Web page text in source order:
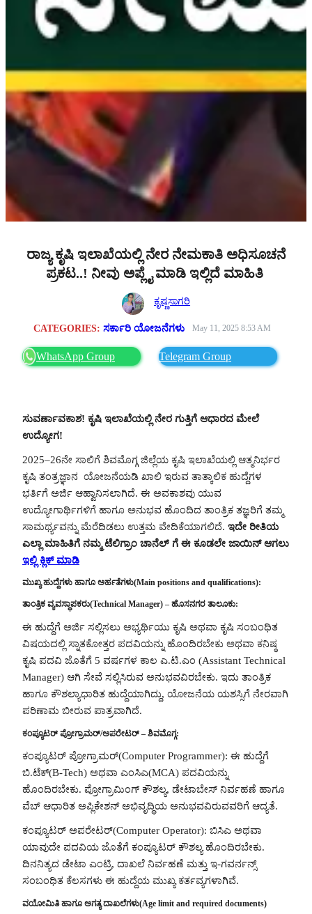
ರಾಜ್ಯ ಕೃಷಿ ಇಲಾಖೆಯಲ್ಲಿ ನೇರ ನೇಮಕಾತಿ ಅಧಿಸೂಚನೆ
ಪ್ರಕಟ..! ನೀವು ಅಪ್ಲೈ ಮಾಡಿ ಇಲ್ಲಿದೆ ಮಾಹಿತಿ
ಕೃಷ್ಣಸಾಗರಿ
CATEGORIES:ಸರ್ಕಾರಿ ಯೋಜನೆಗಳು May 11, 2025 8:53 AM
WhatsApp Group Telegram Group
ಸುವರ್ಣಾವಕಾಶ! ಕೃಷಿ ಇಲಾಖೆಯಲ್ಲಿ ನೇರ ಗುತ್ತಿಗೆ ಆಧಾರದ ಮೇಲೆ
ಉದ್ಯೋಗ!
2025–26ನೇ ಸಾಲಿಗೆ ಶಿವಮೊಗ್ಗ ಜಿಲ್ಲೆಯ ಕೃಷಿ ಇಲಾಖೆಯಲ್ಲಿ ಆತ್ಮನಿರ್ಭರ
ಕೃಷಿ ತಂತ್ರಜ್ಞಾನ ಯೋಜನೆಯಡಿ ಖಾಲಿ ಇರುವ ತಾತ್ಕಾಲಿಕ ಹುದ್ದೆಗಳ
ಭರ್ತಿಗೆ ಅರ್ಜಿ ಆಹ್ವಾನಿಸಲಾಗಿದೆ. ಈ ಅವಕಾಶವು ಯುವ
ಉದ್ಯೋಗಾರ್ಥಿಗಳಿಗೆ ಹಾಗೂ ಅನುಭವ ಹೊಂದಿದ ತಾಂತ್ರಿಕ ತಜ್ಞರಿಗೆ ತಮ್ಮ
ಸಾಮರ್ಥ್ಯವನ್ನು ಮೆರೆದಿಡಲು ಉತ್ತಮ ವೇದಿಕೆಯಾಗಲಿದೆ. ಇದೇ ರೀತಿಯ
ಎಲ್ಲಾ ಮಾಹಿತಿಗೆ ನಮ್ಮ ಟೆಲಿಗ್ರಾಂ ಚಾನೆಲ್ ಗೆ ಈ ಕೂಡಲೇ ಜಾಯಿನ್ ಆಗಲು
ಇಲ್ಲಿ ಕ್ಲಿಕ್ ಮಾಡಿ
ಮುಖ್ಯ ಹುದ್ದೆಗಳು ಹಾಗೂ ಅರ್ಹತೆಗಳು(Main positions and qualifications):
ತಾಂತ್ರಿಕ ವ್ಯವಸ್ಥಾಪಕರು(Technical Manager) – ಹೊಸನಗರ ತಾಲೂಕು:
ಈ ಹುದ್ದೆಗೆ ಅರ್ಜಿ ಸಲ್ಲಿಸಲು ಅಭ್ಯರ್ಥಿಯು ಕೃಷಿ ಅಥವಾ ಕೃಷಿ ಸಂಬಂಧಿತ
ವಿಷಯದಲ್ಲಿ ಸ್ನಾತಕೋತ್ತರ ಪದವಿಯನ್ನು ಹೊಂದಿರಬೇಕು ಅಥವಾ ಕನಿಷ್ಠ
ಕೃಷಿ ಪದವಿ ಜೊತೆಗೆ 5 ವರ್ಷಗಳ ಕಾಲ ಎ.ಟಿ.ಎಂ (Assistant Technical
Manager) ಆಗಿ ಸೇವೆ ಸಲ್ಲಿಸಿರುವ ಅನುಭವವಿರಬೇಕು. ಇದು ತಾಂತ್ರಿಕ
ಹಾಗೂ ಕೌಶಲ್ಯಾಧಾರಿತ ಹುದ್ದೆಯಾಗಿದ್ದು, ಯೋಜನೆಯ ಯಶಸ್ಸಿಗೆ ನೇರವಾಗಿ
ಪರಿಣಾಮ ಬೀರುವ ಪಾತ್ರವಾಗಿದೆ.
ಕಂಪ್ಯೂಟರ್ ಪ್ರೋಗ್ರಾಮರ್/ಅಪರೇಟರ್ – ಶಿವಮೊಗ್ಗ:
ಕಂಪ್ಯೂಟರ್ ಪ್ರೋಗ್ರಾಮರ್(Computer Programmer): ಈ ಹುದ್ದೆಗೆ
ಬಿ.ಟೆಕ್(B-Tech) ಅಥವಾ ಎಂಸಿಎ(MCA) ಪದವಿಯನ್ನು
ಹೊಂದಿರಬೇಕು. ಪ್ರೋಗ್ರಾಮಿಂಗ್ ಕೌಶಲ್ಯ, ಡೇಟಾಬೇಸ್ ನಿರ್ವಹಣೆ ಹಾಗೂ
ವೆಬ್ ಆಧಾರಿತ ಅಪ್ಲಿಕೇಶನ್ ಅಭಿವೃದ್ಧಿಯ ಅನುಭವವಿರುವವರಿಗೆ ಆದ್ಯತೆ.
ಕಂಪ್ಯೂಟರ್ ಅಪರೇಟರ್(Computer Operator): ಬಿಸಿಎ ಅಥವಾ
ಯಾವುದೇ ಪದವಿಯ ಜೊತೆಗೆ ಕಂಪ್ಯೂಟರ್ ಕೌಶಲ್ಯ ಹೊಂದಿರಬೇಕು.
ದಿನನಿತ್ಯದ ಡೇಟಾ ಎಂಟ್ರಿ, ದಾಖಲೆ ನಿರ್ವಹಣೆ ಮತ್ತು ಇ-ಗವರ್ನನ್ಸ್
ಸಂಬಂಧಿತ ಕೆಲಸಗಳು ಈ ಹುದ್ದೆಯ ಮುಖ್ಯ ಕರ್ತವ್ಯಗಳಾಗಿವೆ.
ವಯೋಮಿತಿ ಹಾಗೂ ಅಗತ್ಯ ದಾಖಲೆಗಳು(Age limit and required documents)